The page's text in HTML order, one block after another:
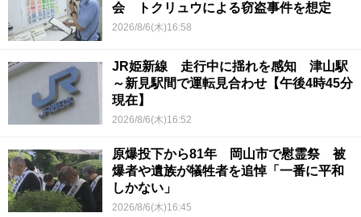
会 トクリュウによる窃盗事件を想定
2026/8/6(木)16:58
JR姫新線 走行中に揺れを感知 津山駅
～新見駅間で運転見合わせ【午後4時45分
現在】
2026/8/6(木)16:52
原爆投下から81年 岡山市で慰霊祭 被
爆者や遺族が犠牲者を追悼「一番に平和
しかない」
2026/8/6(木)16:45